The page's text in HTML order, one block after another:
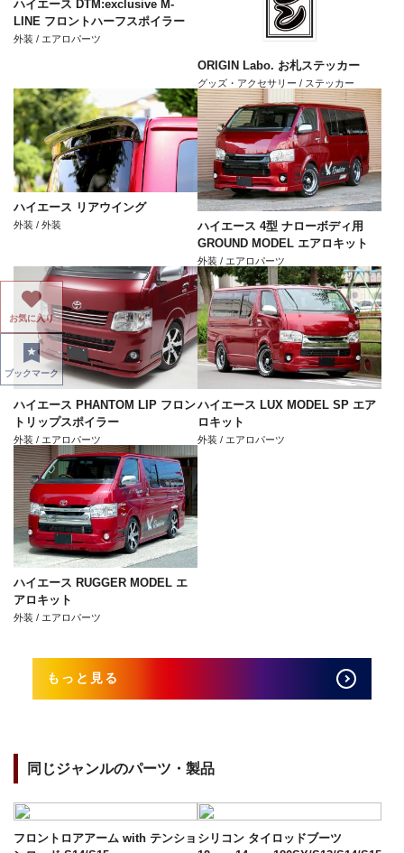
ハイエース DTM:exclusive M-
LINE フロントハーフスポイラー
外装 / エアロパーツ
ORIGIN Labo. お札ステッカー
グッズ・アクセサリー / ステッカー
ハイエース リアウイング
外装 / 外装
ハイエース 4型 ナローボディ用
GROUND MODEL エアロキット
外装 / エアロパーツ
ハイエース PHANTOM LIP フロン
トリップスポイラー
外装 / エアロパーツ
ハイエース LUX MODEL SP エア
ロキット
外装 / エアロパーツ
ハイエース RUGGER MODEL エ
アロキット
外装 / エアロパーツ
もっと見る
同じジャンルのパーツ・製品
フロントロアアーム with テンショ シリコン タイロッドブーツ
お気に入り
ブックマーク